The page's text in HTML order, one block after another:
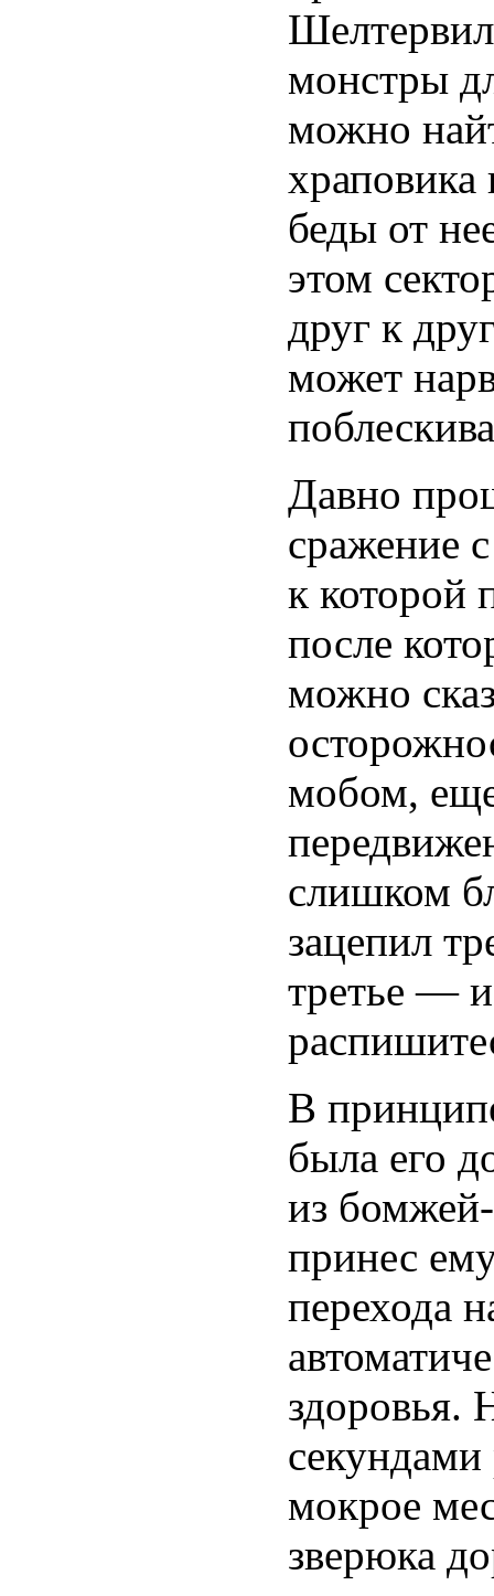
монстры
можно
беды от
этом
друг к
может
Давно
сражение
к которой
после
можно
мобом,
слишком
зацепил
третье — и
В
была его
из
принес
перехода
здоровья.
мокрое
зверюка